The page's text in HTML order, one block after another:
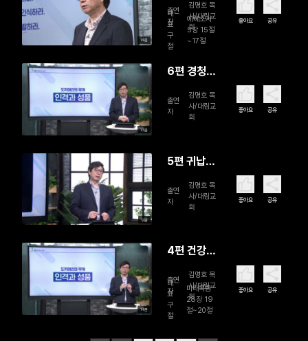
14분
리
출연
자
김명호 목
사/대림교
회
대
표
구
절
에베소서
5장 15절
~17절
좋아요 공유
13분
6편 경청과
출연
자
김명호 목
사/대림교
회
좋아요 공유
12분
5편 귀납적
의 원리
출연
자
김명호 목
사/대림교
회
좋아요 공유
14분
4편 건강한
우기
출연
자
김명호 목
사/대림교
회
대
표
구
절
마태복음
28장 19
절~20절
좋아요 공유